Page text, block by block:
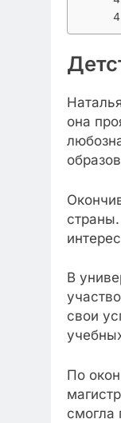
она
В
свои
По
смогла